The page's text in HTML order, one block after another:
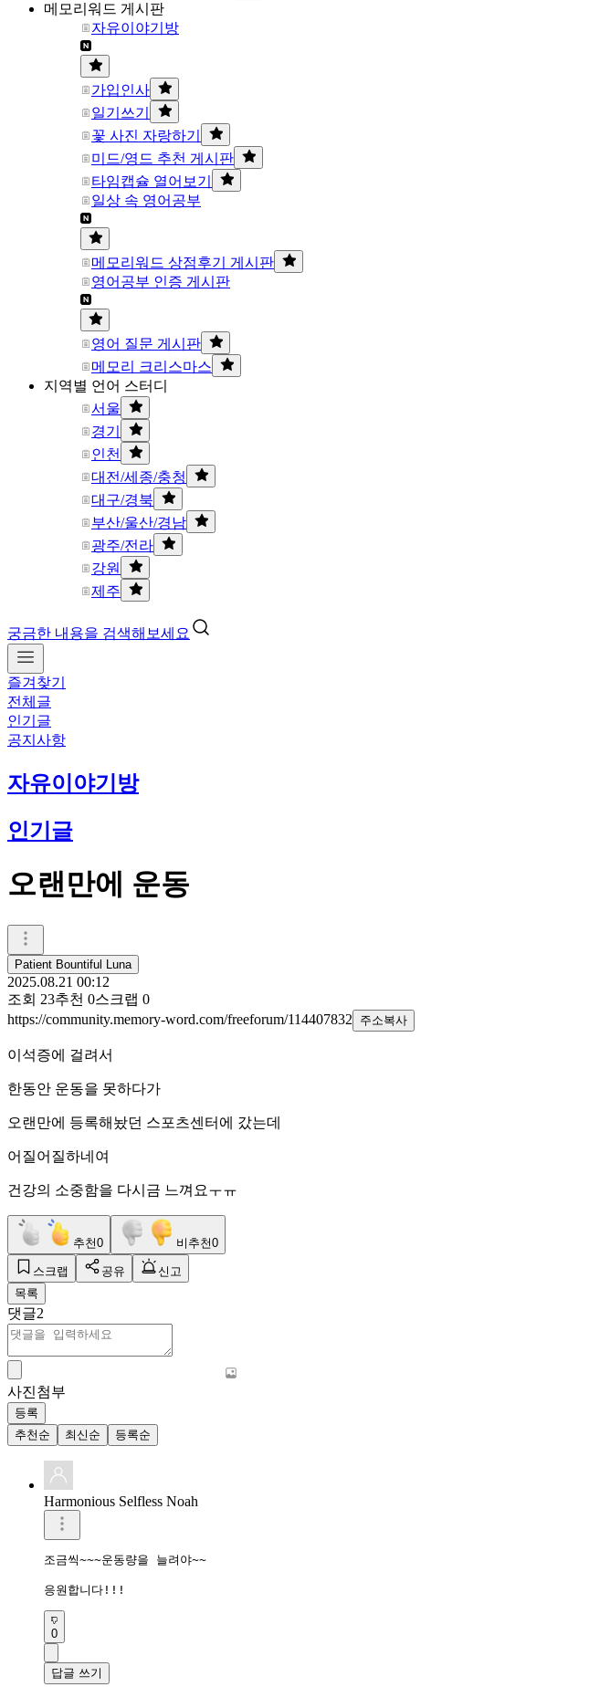
메모리워드 게시판
자유이야기방
가입인사
일기쓰기
꽃 사진 자랑하기
미드/영드 추천 게시판
타임캡슐 열어보기
일상 속 영어공부
메모리워드 상점후기 게시판
영어공부 인증 게시판
영어 질문 게시판
메모리 크리스마스
지역별 언어 스터디
서울
경기
인천
대전/세종/충청
대구/경북
부산/울산/경남
광주/전라
강원
제주
궁금한 내용을 검색해보세요
즐겨찾기
전체글
인기글
공지사항
자유이야기방
인기글
오랜만에 운동
Patient Bountiful Luna
2025.08.21 00:12
조회 23추천 0스크랩 0
https://community.memory-word.com/freeforum/114407832
주소복사
이석증에 걸려서
한동안 운동을 못하다가
오랜만에 등록해놨던 스포츠센터에 갔는데
어질어질하네여
건강의 소중함을 다시금 느껴요ㅜㅠ
추천0 비추천0
스크랩 공유
신고
목록
댓글2
사진첨부
등록
추천순
최신순 등록순
Harmonious Selfless Noah
조금씩~~~운동량을 늘려야~~
응원합니다!!!
0
답글 쓰기